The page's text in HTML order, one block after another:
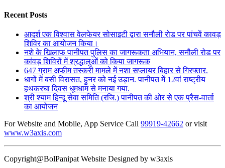
Recent Posts
आदर्श एक विश्वास वेलफेयर सोसाइटी द्वारा सनौली रोड पर पांचवें कावड़
शिविर का आयोजन किया।
नशे के खिलाफ पानीपत पुलिस का जागरूकता अभियान, सनौली रोड पर
कांवड़ शिविरों में श्रद्धालुओं को किया जागरूक
647 ग्राम अफीम तस्करी मामले में नशा सप्लायर बिहार से गिरफ्तार.
धागों में बसी विरासत, हुनर को नई उड़ान. पानीपत में 12वां राष्ट्रीय
हथकरघा दिवस धूमधाम से मनाया गया.
श्री श्याम हिन्दू सेवा समिति (रजि.) पानीपत की ओर से एक प्रैस-वार्ता
का आयोजन
For Website and Mobile, App Service Call 99919-42662 or visit
www.w3axis.com
Copyright@BolPanipat Website Designed by w3axis